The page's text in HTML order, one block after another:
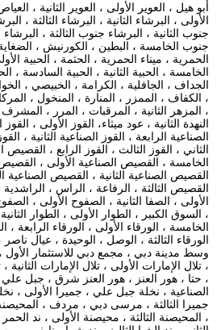
أبو هيل ، العوير الأولى ، العوير الثانية ،
الأولى ، البرشاء الثانية ، البرشاء الثالثة ،
جنوب الثانية ، البرشاء جنوب الثالثة ،
جنوب الخامسة ، البطين ، الكورنيش ، الضغاية
الحمرية ، ميناء الحمرية ، الحثمة ، الحبية
الخامسة ، الحبية الثانية ، الحبية السادسة ،
الجداف ، الجافلية ، الكرامة ، الخبيصي ،
، الكفاف ، الممزر ، المنارة ، المنخول ،
، المزهر الثانية ، المرقبات ، المرر ، المشرف
النهدة الثانية ، عود ميثاء، القوز الأولى ،
الصناعية الرابعة ، القوز الصناعية الثانية ،
الثاني ، القوز الثالث ، القوز الرابع ،
الخامسة ، القصيص الصناعية الأولى ، القصيص
القصيص الصناعية الثانية ، القصيص الصناعية
القصيص الثالثة ، الرفاعة ، الراس ،
الأولى ، الصفا الثانية ، الصفوح الأولى ،
، السوق الكبير ، الطوار الأولى ، الطوار الثانية
الخامسة ، الورقاء الأولى ، الورقاء الرابعة ،
الورقاء الثالثة ، الوصل ، الوحيدة ، عيال
وسط مدينة دبي ، مجمع دبي للاستثمار الأول
، تلال الإمارات الأولى ، تلال الإمارات الثانية
الصناعية ، نخلة جبل علي ، جميرا الأولى ،
جميرا الثالثة ، مرسى دبي ، مردف ، المحيصنة
، المحيصنة الثالثة ، محيصنة الأولى ، ند الحمر